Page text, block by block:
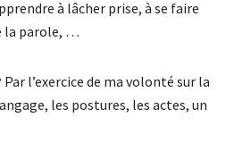
à lâcher prise, à se faire
la parole, …
Par l’exercice de ma volonté sur la
les postures, les actes, un